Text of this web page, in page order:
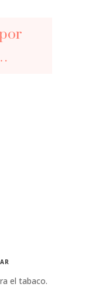
el tabaco.